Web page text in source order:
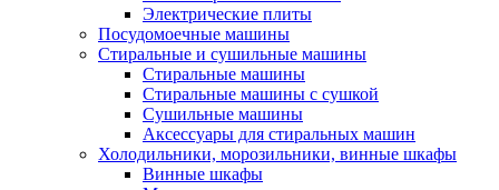
Электрические плиты
Посудомоечные машины
Стиральные и сушильные машины
Стиральные машины
Стиральные машины с сушкой
Сушильные машины
Аксессуары для стиральных машин
Холодильники, морозильники, винные шкафы
Винные шкафы